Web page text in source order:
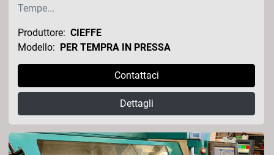
Tempe...
Produttore: CIEFFE
Modello: PER TEMPRA IN PRESSA
Contattaci
Dettagli